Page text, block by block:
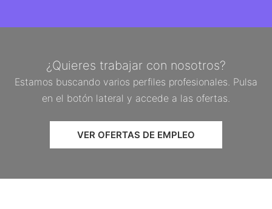
¿Quieres trabajar con nosotros?
Estamos buscando varios perfiles profesionales. Pulsa
en el botón lateral y accede a las ofertas.
VER OFERTAS DE EMPLEO